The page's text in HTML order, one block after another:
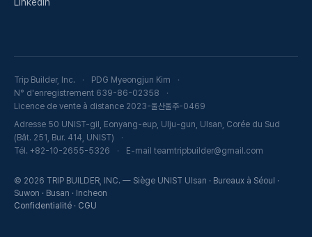
LinkedIn
Trip Builder, Inc.
PDG Myeongjun Kim
N° d'enregistrement 639-86-02358
Licence de vente à distance 2023-울산울주-0469
Adresse 50 UNIST-gil, Eonyang-eup, Ulju-gun, Ulsan, Corée du Sud
(Bât. 251, Bur. 414, UNIST)
Tél. +82-10-2655-5326
E-mail teamtripbuilder@gmail.com
© 2026 TRIP BUILDER, INC. — Siège UNIST Ulsan · Bureaux à Séoul ·
Suwon · Busan · Incheon
Confidentialité · CGU